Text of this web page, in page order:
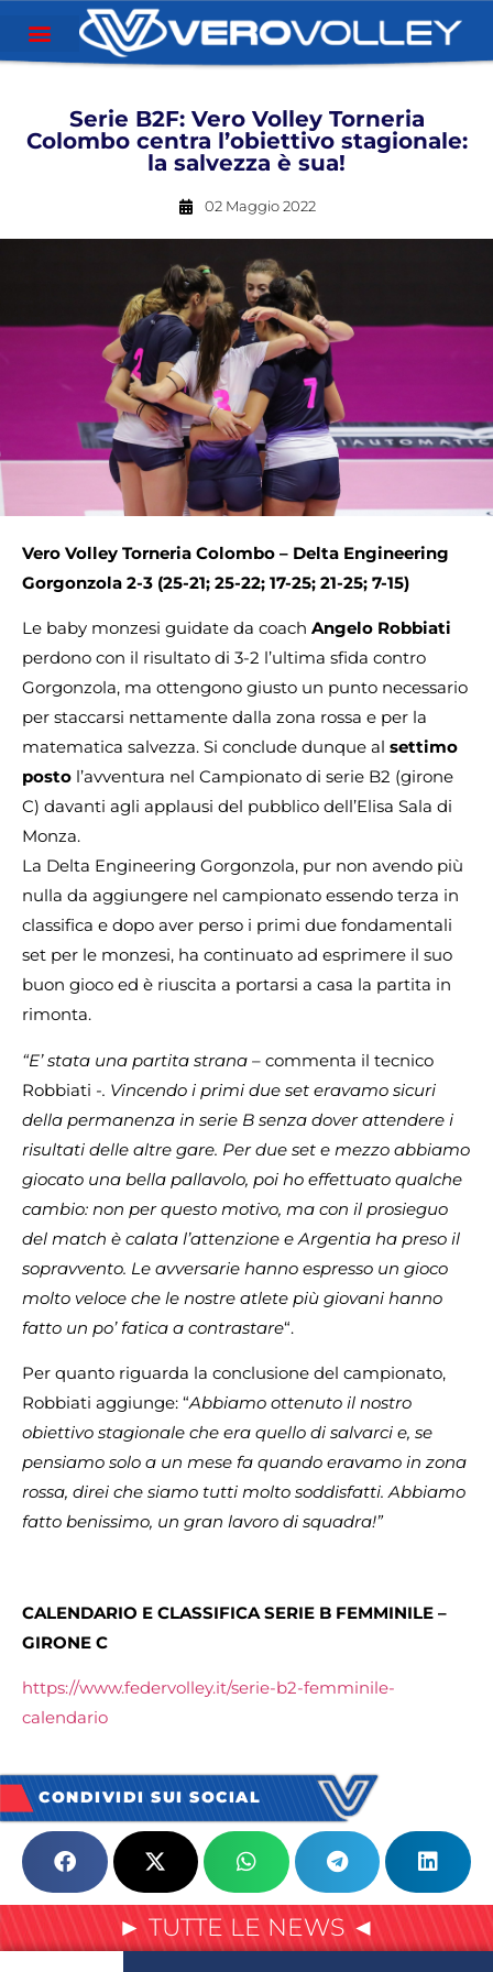
Serie B2F: Vero Volley Torneria
Colombo centra l’obiettivo stagionale:
la salvezza è sua!
02 Maggio 2022
Vero Volley Torneria Colombo – Delta Engineering
Gorgonzola 2-3 (25-21; 25-22; 17-25; 21-25; 7-15)
Le baby monzesi guidate da coach Angelo Robbiati
perdono con il risultato di 3-2 l’ultima sfida contro
Gorgonzola, ma ottengono giusto un punto necessario
per staccarsi nettamente dalla zona rossa e per la
matematica salvezza. Si conclude dunque al settimo
posto l’avventura nel Campionato di serie B2 (girone
C) davanti agli applausi del pubblico dell’Elisa Sala di
Monza.
La Delta Engineering Gorgonzola, pur non avendo più
nulla da aggiungere nel campionato essendo terza in
classifica e dopo aver perso i primi due fondamentali
set per le monzesi, ha continuato ad esprimere il suo
buon gioco ed è riuscita a portarsi a casa la partita in
rimonta.
“E’ stata una partita strana – commenta il tecnico
Robbiati -. Vincendo i primi due set eravamo sicuri
della permanenza in serie B senza dover attendere i
risultati delle altre gare. Per due set e mezzo abbiamo
giocato una bella pallavolo, poi ho effettuato qualche
cambio: non per questo motivo, ma con il prosieguo
del match è calata l’attenzione e Argentia ha preso il
sopravvento. Le avversarie hanno espresso un gioco
molto veloce che le nostre atlete più giovani hanno
fatto un po’ fatica a contrastare“.
Per quanto riguarda la conclusione del campionato,
Robbiati aggiunge: “Abbiamo ottenuto il nostro
obiettivo stagionale che era quello di salvarci e, se
pensiamo solo a un mese fa quando eravamo in zona
rossa, direi che siamo tutti molto soddisfatti. Abbiamo
fatto benissimo, un gran lavoro di squadra!”
CALENDARIO E CLASSIFICA SERIE B FEMMINILE –
GIRONE C
https://www.federvolley.it/serie-b2-femminile-
calendario
CONDIVIDI SUI SOCIAL
► TUTTE LE NEWS ◄